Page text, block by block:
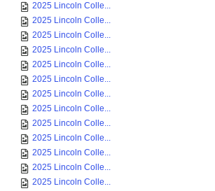
2025 Lincoln Colle...
2025 Lincoln Colle...
2025 Lincoln Colle...
2025 Lincoln Colle...
2025 Lincoln Colle...
2025 Lincoln Colle...
2025 Lincoln Colle...
2025 Lincoln Colle...
2025 Lincoln Colle...
2025 Lincoln Colle...
2025 Lincoln Colle...
2025 Lincoln Colle...
2025 Lincoln Colle...